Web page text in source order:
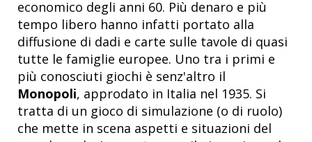
economico degli anni 60. Più denaro e più
tempo libero hanno infatti portato alla
diffusione di dadi e carte sulle tavole di quasi
tutte le famiglie europee. Uno tra i primi e
più conosciuti giochi è senz'altro il
Monopoli, approdato in Italia nel 1935. Si
tratta di un gioco di simulazione (o di ruolo)
che mette in scena aspetti e situazioni del